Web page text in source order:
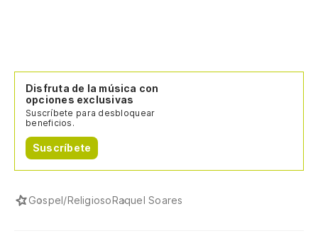
Disfruta de la música con
opciones exclusivas
Suscríbete para desbloquear
beneficios.
Suscríbete
Gospel/ReligiosoRaquel Soares